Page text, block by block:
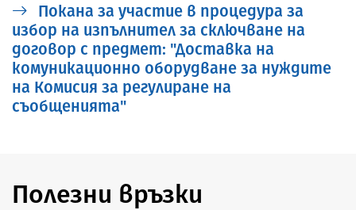
Покана за участие в процедура за
избор на изпълнител за сключване на
договор с предмет: "Доставка на
комуникационно оборудване за нуждите
на Комисия за регулиране на
съобщенията"
Полезни връзки